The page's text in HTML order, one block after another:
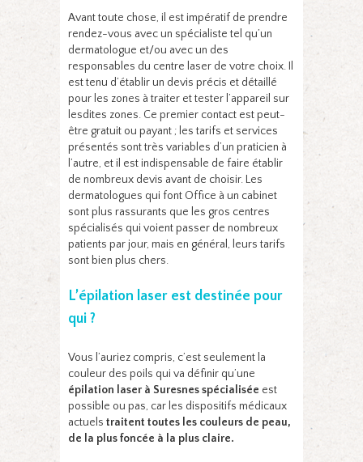
Avant toute chose, il est impératif de prendre
rendez-vous avec un spécialiste tel qu’un
dermatologue et/ou avec un des
responsables du centre laser de votre choix. Il
est tenu d’établir un devis précis et détaillé
pour les zones à traiter et tester l’appareil sur
lesdites zones. Ce premier contact est peut-
être gratuit ou payant ; les tarifs et services
présentés sont très variables d’un praticien à
l’autre, et il est indispensable de faire établir
de nombreux devis avant de choisir. Les
dermatologues qui font Office à un cabinet
sont plus rassurants que les gros centres
spécialisés qui voient passer de nombreux
patients par jour, mais en général, leurs tarifs
sont bien plus chers.
L’épilation laser est destinée pour
qui ?
Vous l’auriez compris, c’est seulement la
couleur des poils qui va définir qu’une
épilation laser à Suresnes spécialisée est
possible ou pas, car les dispositifs médicaux
actuels traitent toutes les couleurs de peau,
de la plus foncée à la plus claire.